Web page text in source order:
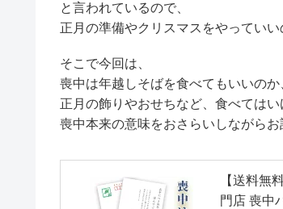
と言われているので、
正月の準備やクリスマスをやってい
そこで今回は、
喪中は年越しそばを食べてもいいのか
正月の飾りやおせちなど、食べてはい
喪中本来の意味をおさらいしながらお
【送料無
門店 喪中